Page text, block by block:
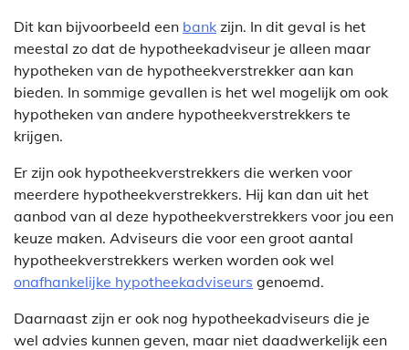
Dit kan bijvoorbeeld een bank zijn. In dit geval is het
meestal zo dat de hypotheekadviseur je alleen maar
hypotheken van de hypotheekverstrekker aan kan
bieden. In sommige gevallen is het wel mogelijk om ook
hypotheken van andere hypotheekverstrekkers te
krijgen.
Er zijn ook hypotheekverstrekkers die werken voor
meerdere hypotheekverstrekkers. Hij kan dan uit het
aanbod van al deze hypotheekverstrekkers voor jou een
keuze maken. Adviseurs die voor een groot aantal
hypotheekverstrekkers werken worden ook wel
onafhankelijke hypotheekadviseurs genoemd.
Daarnaast zijn er ook nog hypotheekadviseurs die je
wel advies kunnen geven, maar niet daadwerkelijk een